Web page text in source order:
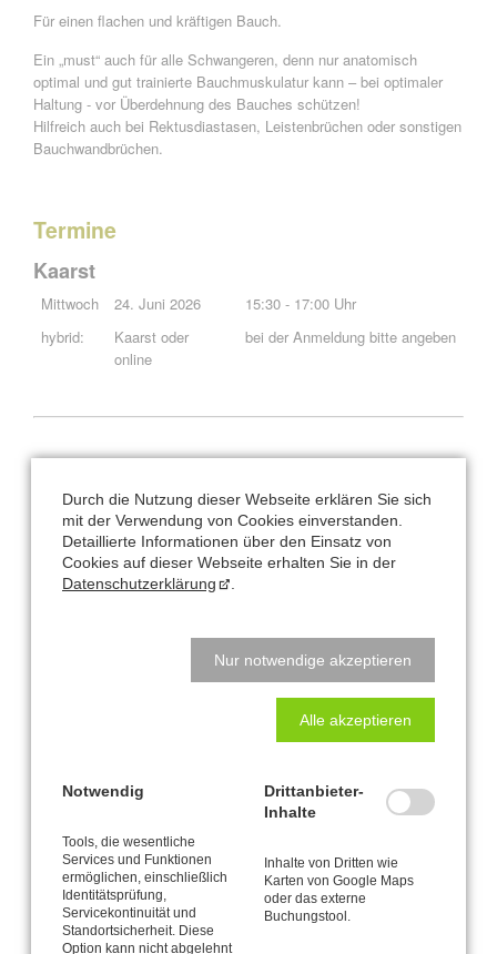
Für einen flachen und kräftigen Bauch.
Ein „must“ auch für alle Schwangeren, denn nur anatomisch
optimal und gut trainierte Bauchmuskulatur kann – bei optimaler
Haltung - vor Überdehnung des Bauches schützen!
Hilfreich auch bei Rektusdiastasen, Leistenbrüchen oder sonstigen
Bauchwandbrüchen.
Termine
Kaarst
Mittwoch 24. Juni 2026
15:30 - 17:00 Uhr
hybrid:
Kaarst oder
online
bei der Anmeldung bitte angeben
Kursgebühr für 90 Minuten: 55 €
ab 4 Teilnehmer
Vorkenntnisse ausBasis-Workshop
Abmeldungen spätestens 1 Woche vorher. Bei späterer Abmeldung
CANTIENICA -STUDIO Nataly Leufgen
Kaarst – Düsseldorf
Klausnerstraße 26
41564 Kaarst
Durch die Nutzung dieser Webseite erklären Sie sich
mit der Verwendung von Cookies einverstanden.
Detaillierte Informationen über den Einsatz von
Cookies auf dieser Webseite erhalten Sie in der
Datenschutzerklärung
Nur notwendige akzeptieren
Alle akzeptieren
Notwendig
Tools, die wesentliche
Services und Funktionen
ermöglichen, einschließlich
Identitätsprüfung,
Servicekontinuität und
Standortsicherheit. Diese
Option kann nicht abgelehnt
Drittanbieter-
Inhalte
Inhalte von Dritten wie
Karten von Google Maps
oder das externe
Buchungstool.